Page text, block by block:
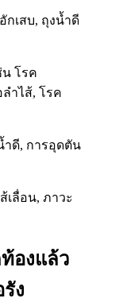
กเสบ, ถุงน้ำดี
โรค
ำไส้, โรค
ดี, การอุดตัน
เลื่อน, ภาวะ
องแล้ว
ง